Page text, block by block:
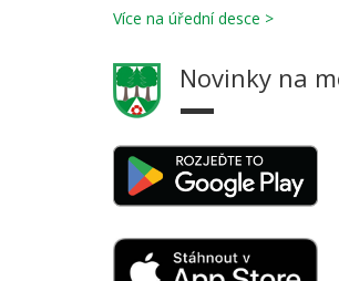
Více na úřední desce >
Novinky na